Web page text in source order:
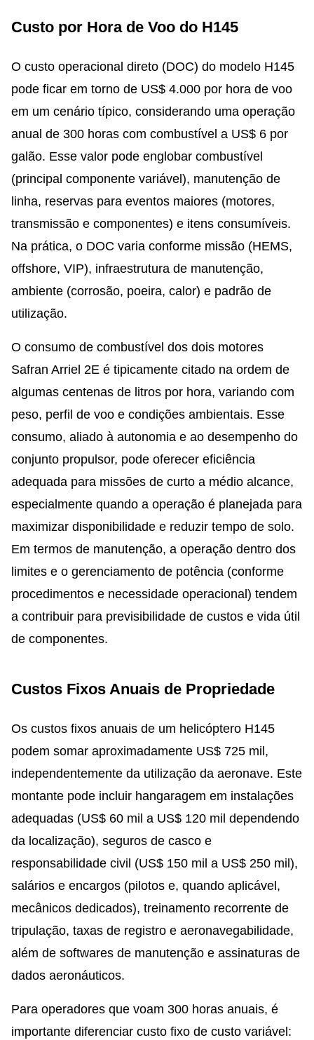
Custo por Hora de Voo do H145
O custo operacional direto (DOC) do modelo H145
pode ficar em torno de US$ 4.000 por hora de voo
em um cenário típico, considerando uma operação
anual de 300 horas com combustível a US$ 6 por
galão. Esse valor pode englobar combustível
(principal componente variável), manutenção de
linha, reservas para eventos maiores (motores,
transmissão e componentes) e itens consumíveis.
Na prática, o DOC varia conforme missão (HEMS,
offshore, VIP), infraestrutura de manutenção,
ambiente (corrosão, poeira, calor) e padrão de
utilização.
O consumo de combustível dos dois motores
Safran Arriel 2E é tipicamente citado na ordem de
algumas centenas de litros por hora, variando com
peso, perfil de voo e condições ambientais. Esse
consumo, aliado à autonomia e ao desempenho do
conjunto propulsor, pode oferecer eficiência
adequada para missões de curto a médio alcance,
especialmente quando a operação é planejada para
maximizar disponibilidade e reduzir tempo de solo.
Em termos de manutenção, a operação dentro dos
limites e o gerenciamento de potência (conforme
procedimentos e necessidade operacional) tendem
a contribuir para previsibilidade de custos e vida útil
de componentes.
Custos Fixos Anuais de Propriedade
Os custos fixos anuais de um helicóptero H145
podem somar aproximadamente US$ 725 mil,
independentemente da utilização da aeronave. Este
montante pode incluir hangaragem em instalações
adequadas (US$ 60 mil a US$ 120 mil dependendo
da localização), seguros de casco e
responsabilidade civil (US$ 150 mil a US$ 250 mil),
salários e encargos (pilotos e, quando aplicável,
mecânicos dedicados), treinamento recorrente de
tripulação, taxas de registro e aeronavegabilidade,
além de softwares de manutenção e assinaturas de
dados aeronáuticos.
Para operadores que voam 300 horas anuais, é
importante diferenciar custo fixo de custo variável: